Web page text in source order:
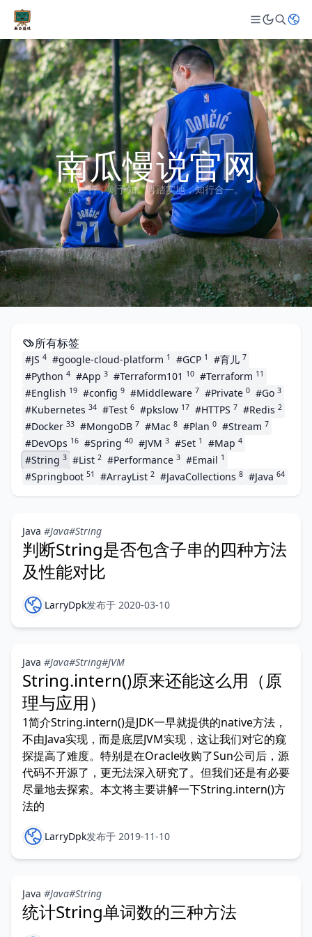
南瓜慢说官网
敢一行，则予知。脚踏实地，知行合一。
所有标签
#JS 4 #google-cloud-platform 1 #GCP 1 #育儿 7
#Python 4 #App 3 #Terraform101 10 #Terraform 11
#English 19 #config 9 #Middleware 7 #Private 0 #Go 3
#Kubernetes 34 #Test 6 #pkslow 17 #HTTPS 7 #Redis 2
#Docker 33 #MongoDB 7 #Mac 8 #Plan 0 #Stream 7
#DevOps 16 #Spring 40 #JVM 3 #Set 1 #Map 4
#String 3 #List 2 #Performance 3 #Email 1
#Springboot 51 #ArrayList 2 #JavaCollections 8 #Java 64
Java #Java#String
判断String是否包含子串的四种方法
及性能对比
LarryDpk发布于 2020-03-10
Java #Java#String#JVM
String.intern()原来还能这么用（原
理与应用）
1简介String.intern()是JDK一早就提供的native方法，
不由Java实现，而是底层JVM实现，这让我们对它的窥
探提高了难度。特别是在Oracle收购了Sun公司后，源
代码不开源了，更无法深入研究了。但我们还是有必要
尽量地去探索。本文将主要讲解一下String.intern()方
法的
LarryDpk发布于 2019-11-10
Java #Java#String
统计String单词数的三种方法